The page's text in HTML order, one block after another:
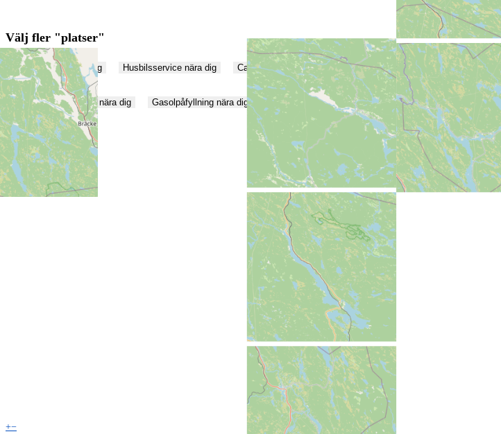
+−
Välj fler "platser"
Husbilsplatser nära dig Husbilsservice nära dig Campingplatser nära dig Tömningsplatser nära dig
Färskvattenpåfyllning nära dig Gasolpåfyllning nära dig Elanslutning till husbilar nära dig Rastplatser nära dig